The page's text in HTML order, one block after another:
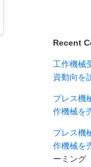
Recent
工作機械
資動向を
プレス機
作機械を
プレス機
作機械を
ーミング